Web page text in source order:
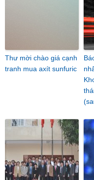
Thư mời chào giá cạnh
tranh mua axít sunfuric